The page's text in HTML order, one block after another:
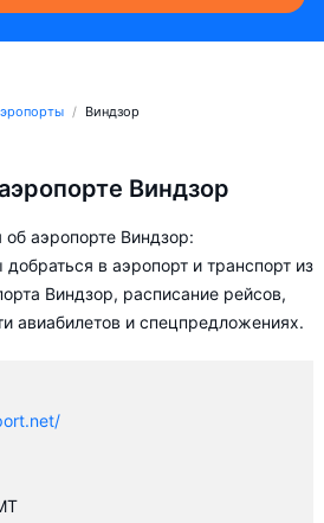
Виндзор
Виндзор
аэропорте Виндзор:
в аэропорт и транспорт из
Виндзор, расписание рейсов,
авиабилетов и спецпредложениях.